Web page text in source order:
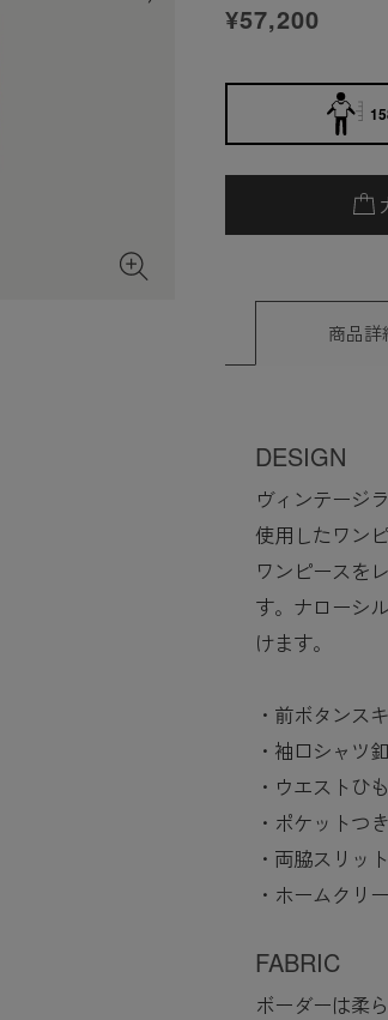
¥57,200
商品詳
DESIGN
ヴィンテージ
使用したワン
ワンピースを
す。ナローシ
けます。
・前ボタンス
・袖口シャツ釦
・ウエストひも
・ポケットつき
・両脇スリット
・ホームクリ
FABRIC
ボーダーは柔